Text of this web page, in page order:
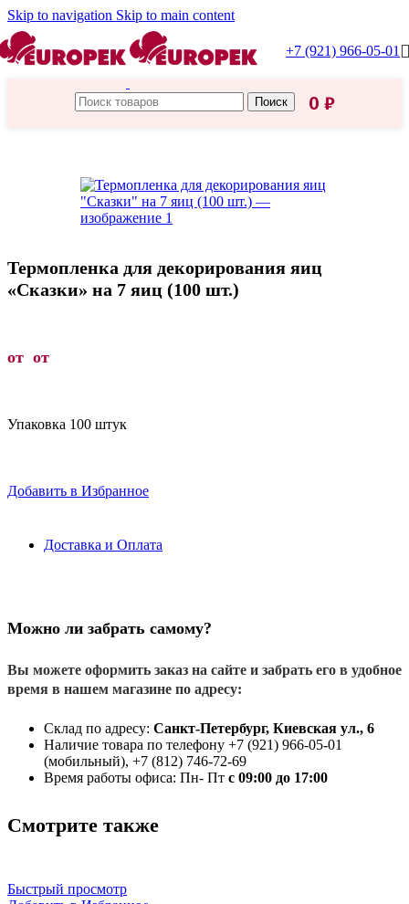
Skip to navigation Skip to main content
+7 (921) 966-05-01
Поиск 0 ₽
Термопленка для декорирования яиц
«Сказки» на 7 яиц (100 шт.)
от от
Упаковка 100 штук
Добавить в Избранное
Доставка и Оплата
Можно ли забрать самому?
Вы можете оформить заказ на сайте и забрать его в удобное
время в нашем магазине по адресу:
Склад по адресу: Санкт-Петербург, Киевская ул., 6
Наличие товара по телефону +7 (921) 966-05-01
(мобильный), +7 (812) 746-72-69
Время работы офиса: Пн- Пт с 09:00 до 17:00
Смотрите также
Быстрый просмотр